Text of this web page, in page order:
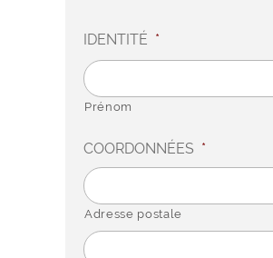
IDENTITÉ *
Prénom
COORDONNÉES *
Adresse postale